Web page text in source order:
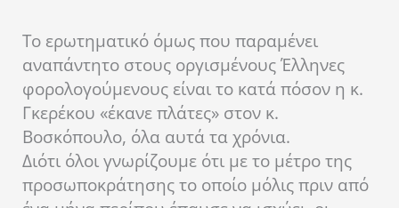
Το ερωτηματικό όμως που παραμένει
αναπάντητο στους οργισμένους Έλληνες
φορολογούμενους είναι το κατά πόσον η κ.
Γκερέκου «έκανε πλάτες» στον κ.
Βοσκόπουλο, όλα αυτά τα χρόνια.
Διότι όλοι γνωρίζουμε ότι με το μέτρο της
προσωποκράτησης το οποίο μόλις πριν από